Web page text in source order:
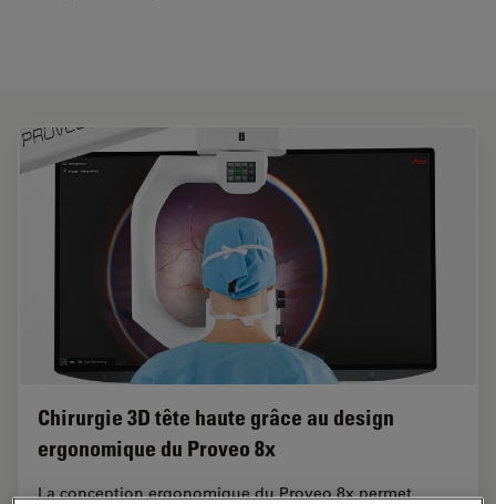
Chirurgie 3D tête haute grâce au design
ergonomique du Proveo 8x
La conception ergonomique du Proveo 8x permet